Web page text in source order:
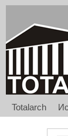
Totalarch